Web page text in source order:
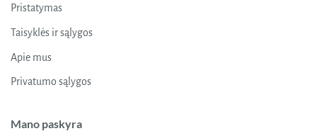
Pristatymas
Taisyklės ir sąlygos
Apie mus
Privatumo sąlygos
Mano paskyra